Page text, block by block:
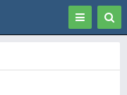
Toggle